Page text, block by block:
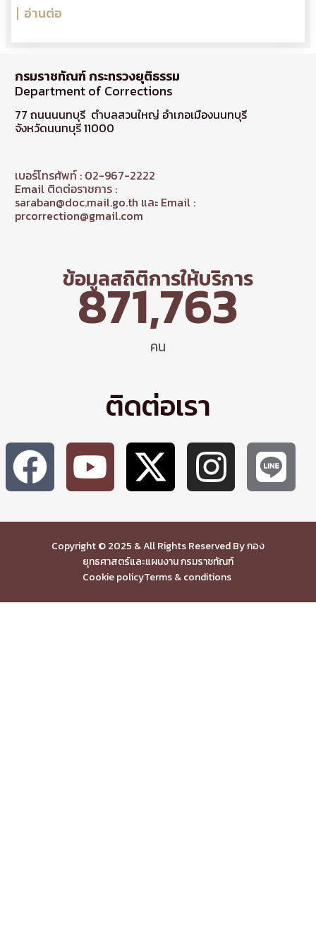
อ่านต่อ
กรมราชทัณฑ์ กระทรวงยุติธรรม
Department of Corrections
77 ถนนนนทบุรี ตำบลสวนใหญ่ อำเภอเมืองนนทบุรี
จังหวัดนนทบุรี 11000
เบอร์โทรศัพท์ : 02-967-2222
Email ติดต่อราชการ :
saraban@doc.mail.go.th และ Email :
prcorrection@gmail.com
ข้อมูลสถิติการให้บริการ
คน
871,763
ติดต่อเรา
Copyright © 2025 & All Rights Reserved By กอง
ยุทธศาสตร์และแผนงาน กรมราชทัณฑ์
Cookie policyTerms & conditions